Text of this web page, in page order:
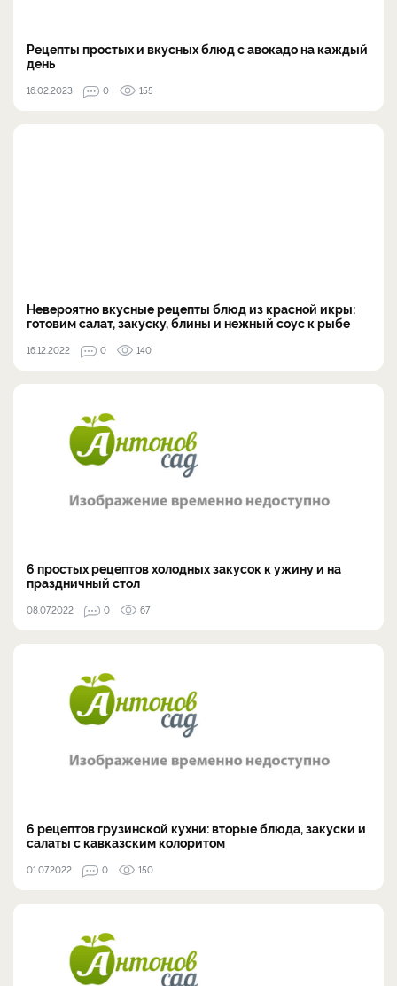
Рецепты простых и вкусных блюд с авокадо на каждый
день
16.02.2023 0 155
Невероятно вкусные рецепты блюд из красной икры:
готовим салат, закуску, блины и нежный соус к рыбе
16.12.2022 0 140
6 простых рецептов холодных закусок к ужину и на
праздничный стол
08.07.2022 0 67
6 рецептов грузинской кухни: вторые блюда, закуски и
салаты с кавказским колоритом
01.07.2022 0 150